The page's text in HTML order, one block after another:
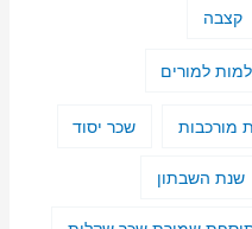
קצבה
למורים
מורכבות שכר יסוד
שנת השבתון